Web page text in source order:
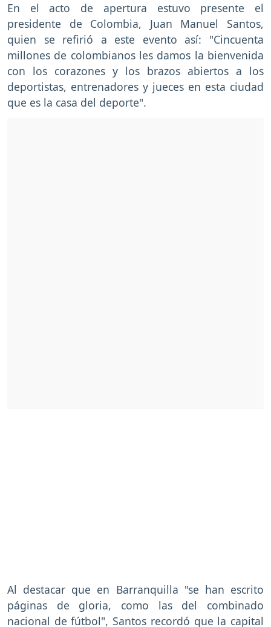
En el acto de apertura estuvo presente el
presidente de Colombia, Juan Manuel Santos,
quien se refirió a este evento así: "Cincuenta
millones de colombianos les damos la bienvenida
con los corazones y los brazos abiertos a los
deportistas, entrenadores y jueces en esta ciudad
que es la casa del deporte".
Al destacar que en Barranquilla "se han escrito
páginas de gloria, como las del combinado
nacional de fútbol", Santos recordó que la capital